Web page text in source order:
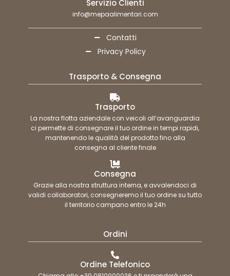
Servizio Clienti
info@mepaalimentari.com
Contatti
Privacy Policy
Trasporto & Consegna
Trasporto
La nostra flotta aziendale con veicoli all’avanguardia
ci permette di consegnare il tuo ordine in tempi rapidi,
mantenendo le qualità del prodotto fino alla
consegna al cliente finale
Consegna
Grazie alla nostra struttura interna, e avvalendoci di
validi collaboratori, consegneremo il tuo ordine su tutto
il territorio campano entro le 24h
Ordini
Ordine Telefonico